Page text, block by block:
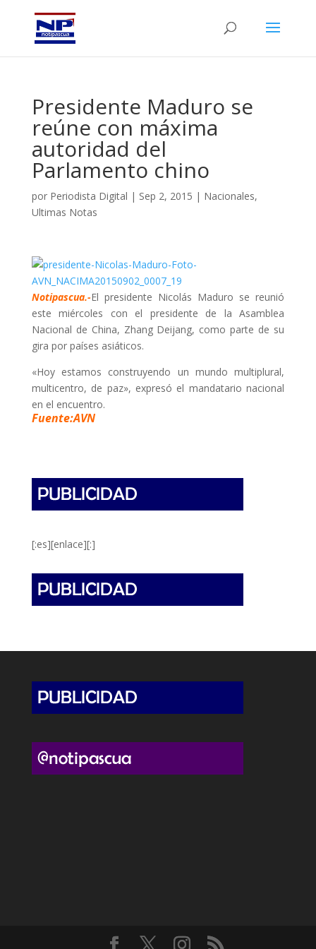
Presidente Maduro se
reúne con máxima
autoridad del
Parlamento chino
por Periodista Digital | Sep 2, 2015 | Nacionales,
Ultimas Notas
Notipascua.-El presidente Nicolás Maduro se reunió
este miércoles con el presidente de la Asamblea
Nacional de China, Zhang Deijang, como parte de su
gira por países asiáticos.
«Hoy estamos construyendo un mundo multiplural,
multicentro, de paz», expresó el mandatario nacional
en el encuentro.
Fuente:AVN
[:es][enlace][:]